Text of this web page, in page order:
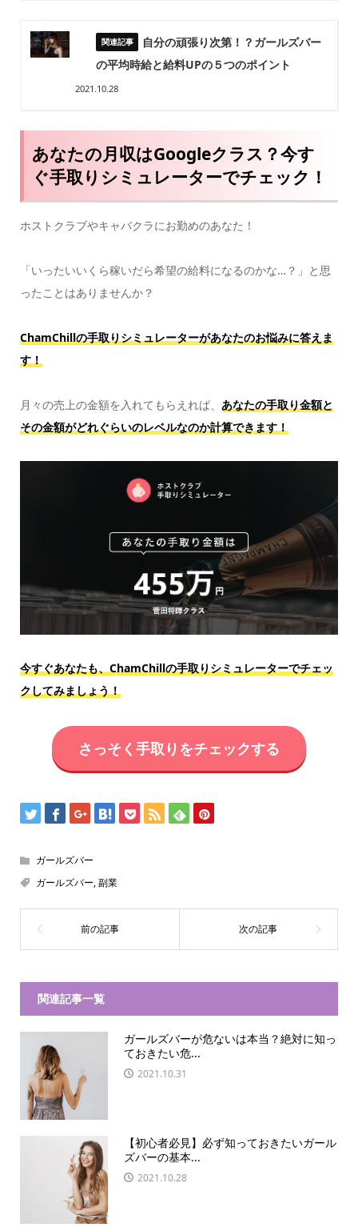
自分の頑張り次第！？ガールズバー
の平均時給と給料UPの５つのポイント
2021.10.28
あなたの月収はGoogleクラス？今す
ぐ手取りシミュレーターでチェック！
ホストクラブやキャバクラにお勤めのあなた！
「いったいいくら稼いだら希望の給料になるのかな…？」と思
ったことはありませんか？
ChamChillの手取りシミュレーターがあなたのお悩みに答えま
す！
月々の売上の金額を入れてもらえれば、 あなたの手取り金額と
その金額がどれぐらいのレベルなのか計算できます！
今すぐあなたも、ChamChillの手取りシミュレーターでチェッ
クしてみましょう！
さっそく手取りをチェックする
ガールズバー
ガールズバー,副業
関連記事一覧
ガールズバーが危ないは本当？絶対に知っ
ておきたい危...
2021.10.31
【初心者必見】必ず知っておきたいガール
ズバーの基本...
2021.10.28